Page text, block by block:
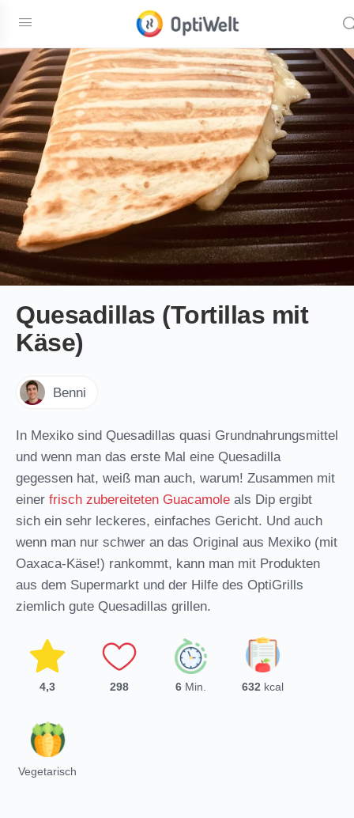
Quesadillas (Tortillas mit
Käse)
Benni
In Mexiko sind Quesadillas quasi Grundnahrungsmittel
und wenn man das erste Mal eine Quesadilla
gegessen hat, weiß man auch, warum! Zusammen mit
einer frisch zubereiteten Guacamole als Dip ergibt
sich ein sehr leckeres, einfaches Gericht. Und auch
wenn man nur schwer an das Original aus Mexiko (mit
Oaxaca-Käse!) rankommt, kann man mit Produkten
aus dem Supermarkt und der Hilfe des OptiGrills
ziemlich gute Quesadillas grillen.
4,3 298 6Minuten
Min. 632 kcal
Vegetarisch